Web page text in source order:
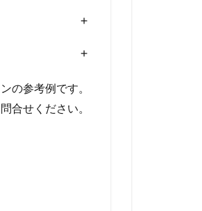
+
+
の参考例です。
合せください。